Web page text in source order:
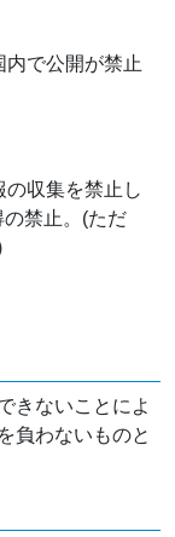
で公開が禁止
収集を禁止し
禁止。(ただ
きないことによ
負わないものと